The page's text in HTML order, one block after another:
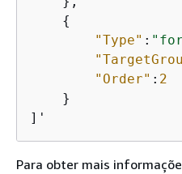
{
"Type" :
"Order" : 2
    }
]'
Para obter mais